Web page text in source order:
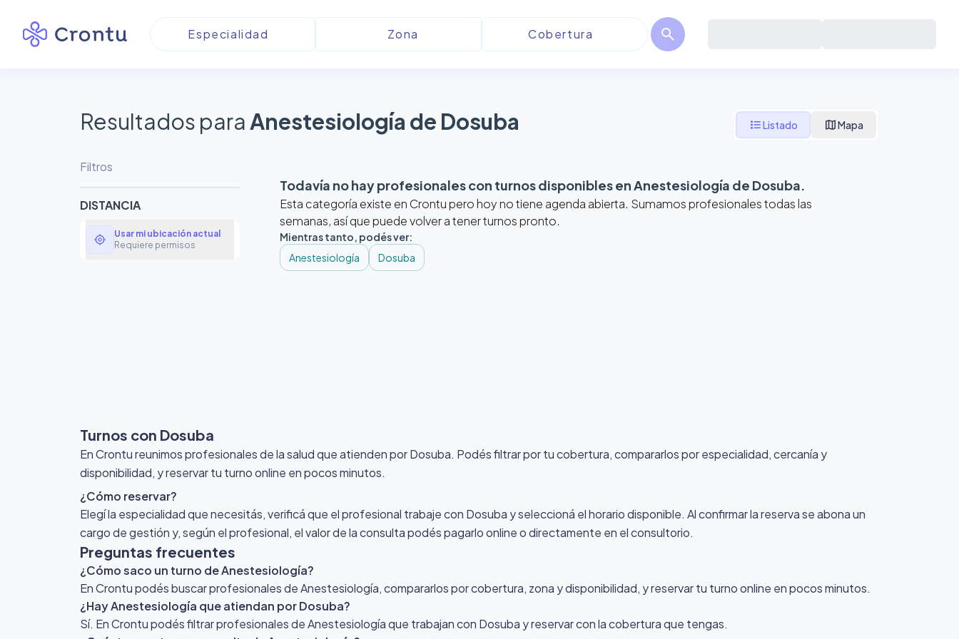
search
Resultados paraAnestesiología de Dosuba format_list_bulletedListado mapMapa
Filtros
DISTANCIA
my_location
Usar mi ubicación actual
Requiere permisos
Todavía no hay profesionales con turnos disponibles enAnestesiología de Dosuba.
Esta categoría existe en Crontu pero hoy no tiene agenda abierta. Sumamos profesionales todas las
semanas, así que puede volver a tener turnos pronto.
Mientras tanto, podés ver:
Anestesiología
Dosuba
Turnos con Dosuba
En Crontu reunimos profesionales de la salud que atienden por Dosuba. Podés filtrar por tu cobertura, compararlos por especialidad, cercanía y
disponibilidad, y reservar tu turno online en pocos minutos.
¿Cómo reservar?
Elegí la especialidad que necesitás, verificá que el profesional trabaje con Dosuba y seleccioná el horario disponible. Al confirmar la reserva se abona un
cargo de gestión y, según el profesional, el valor de la consulta podés pagarlo online o directamente en el consultorio.
Preguntas frecuentes
¿Cómo saco un turno de Anestesiología?
En Crontu podés buscar profesionales de Anestesiología, compararlos por cobertura, zona y disponibilidad, y reservar tu turno online en pocos minutos.
¿Hay Anestesiología que atiendan por Dosuba?
Sí. En Crontu podés filtrar profesionales de Anestesiología que trabajan con Dosuba y reservar con la cobertura que tengas.